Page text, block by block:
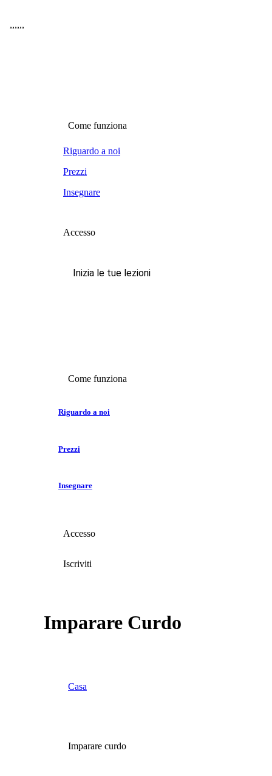
,,,,,,
Come funziona
Riguardo a noi
Prezzi
Insegnare
Accesso
Inizia le tue lezioni
Come funziona
Riguardo a noi
Prezzi
Insegnare
Accesso
Iscriviti
Imparare Curdo
Casa
Imparare curdo